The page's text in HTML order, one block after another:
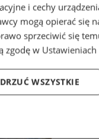
-
się ran |
i cechy
mogą opierać się
sprzeciwić się
zgodę w
WSZYSTKIE